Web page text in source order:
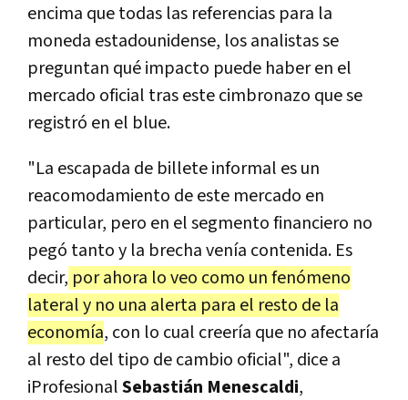
encima que todas las referencias para la
moneda estadounidense, los analistas se
preguntan qué impacto puede haber en el
mercado oficial tras este cimbronazo que se
registró en el blue.
"La escapada de billete informal es un
reacomodamiento de este mercado en
particular, pero en el segmento financiero no
pegó tanto y la brecha venía contenida. Es
decir, por ahora lo veo como un fenómeno
lateral y no una alerta para el resto de la
economía, con lo cual creería que no afectaría
al resto del tipo de cambio oficial", dice a
iProfesionalSebastián Menescaldi,